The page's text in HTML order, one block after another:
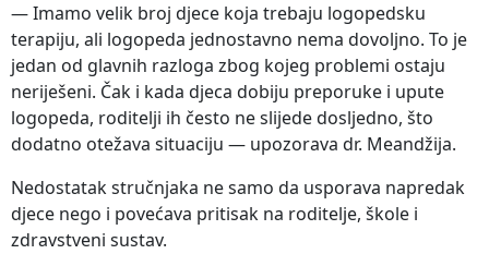
— Imamo velik broj djece koja trebaju logopedsku
terapiju, ali logopeda jednostavno nema dovoljno. To je
jedan od glavnih razloga zbog kojeg problemi ostaju
neriješeni. Čak i kada djeca dobiju preporuke i upute
logopeda, roditelji ih često ne slijede dosljedno, što
dodatno otežava situaciju — upozorava dr. Meandžija.
Nedostatak stručnjaka ne samo da usporava napredak
djece nego i povećava pritisak na roditelje, škole i
zdravstveni sustav.